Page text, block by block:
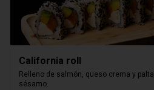
California roll
Relleno de salmón, queso crema y
sésamo.